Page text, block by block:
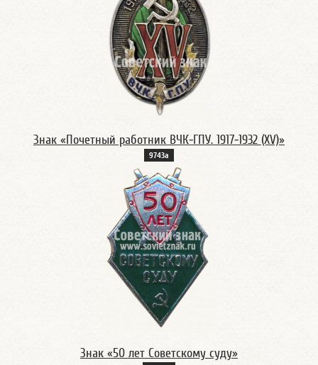
Знак «Почетный работник ВЧК-ГПУ. 1917-1932 (XV)»
9743а
Знак «50 лет Советскому суду»